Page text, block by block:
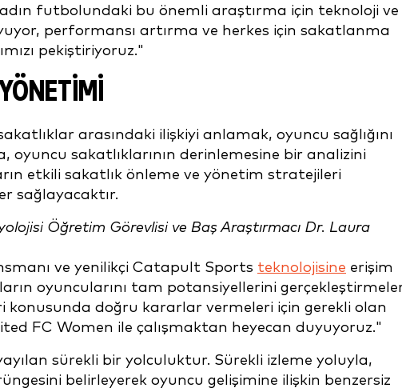
futbolundaki bu önemli araştırma için teknoloji ve
performansı artırma ve herkes için sakatlanma
pekiştiriyoruz."
arasındaki ilişkiyi anlamak, oyuncu sağlığını
oyuncu sakatlıklarının derinlemesine bir analizini
etkili sakatlık önleme ve yönetim stratejileri
sağlayacaktır.
Öğretim Görevlisi ve Baş Araştırmacı Dr. Laura
ve yenilikçi Catapult Sports teknolojisine erişim
oyuncularını tam potansiyellerini
konusunda doğru kararlar vermeleri için gerekli olan
FC Women ile çalışmaktan heyecan duyuyoruz."
sürekli bir yolculuktur. Sürekli izleme yoluyla,
belirleyerek oyuncu gelişimine ilişkin benzersiz